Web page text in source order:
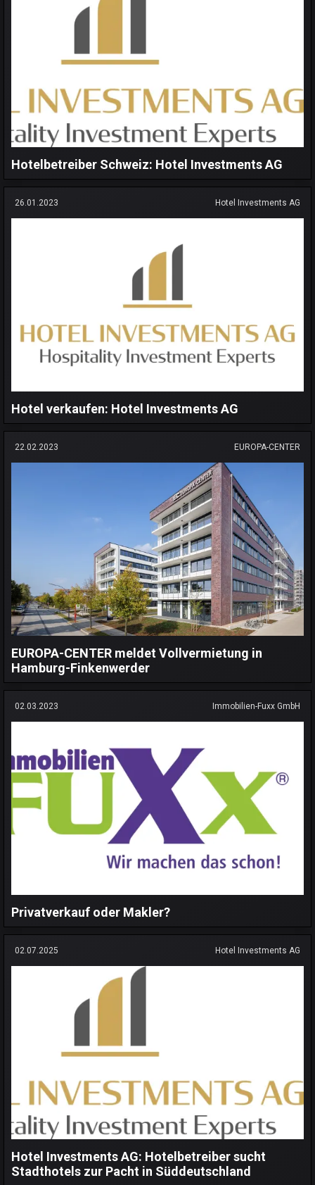
Hotelbetreiber Schweiz: Hotel Investments AG
26.01.2023 Hotel Investments AG
Hotel verkaufen: Hotel Investments AG
22.02.2023 EUROPA-CENTER
EUROPA-CENTER meldet Vollvermietung in
Hamburg-Finkenwerder
02.03.2023 Immobilien-Fuxx GmbH
Privatverkauf oder Makler?
02.07.2025 Hotel Investments AG
Hotel Investments AG: Hotelbetreiber sucht
Stadthotels zur Pacht in Süddeutschland